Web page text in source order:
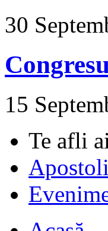
30
15
Te afli